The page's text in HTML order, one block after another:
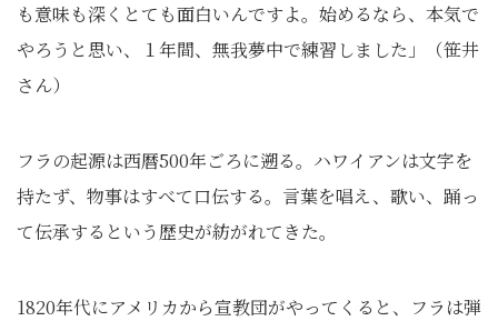
も意味も深くとても面白いんですよ。始めるなら、本気で
やろうと思い、１年間、無我夢中で練習しました」（笹井
さん）
フラの起源は西暦500年ごろに遡る。ハワイアンは文字を
持たず、物事はすべて口伝する。言葉を唱え、歌い、踊っ
て伝承するという歴史が紡がれてきた。
1820年代にアメリカから宣教団がやってくると、フラは弾